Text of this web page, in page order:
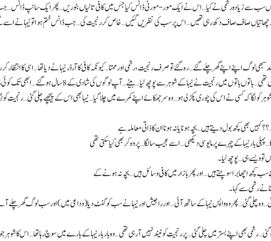
سب سے زیادہ رشمی نے کیا… اس نے ایک مور-مورنی ڈانس کیا جس میں کافی تالیاں بٹوریں… پھر ایک سانپ ڈانس…
صاف صاف دکھ رہی تھیں… اس پر سب کی نظریں گئیں… خاص کر رنجیت کی… جب ڈانس ختم ہوا تو نیہا نے اسے گلے
سبھی لوگ اپنے اپنے گھر چلے گئے… رہ گئے تو صرف رنجیت، رشمی اور ممتا… کیونکہ کافی کا آرڈر نیہا نے دیا تھا… اسی کا
باتوں میں رنجیت نے نیہا کے شوہر سے پوچھ لیا… بیٹے… آپ لوگوں کی شادی کے 8 سال ہو گئے… ابھی تک کوئی بچہ کیوں نہیں ہوا…؟؟
کو لگا کہ کسی نے اس کی چوری پکڑ لی ہو… وہ سر جھکائے اپنے کمرے میں چلا گیا… نیہا بھی اس کے پیچھے چلی گئی… رنجیت
ویسے ہی… پوچھ لیا۔
نے رشمی سے کہا۔
وہ چلی گئی… پھر وہ واپس نیہا کے ساتھ آئی… اور راجیش اور نیہا نے سب کو گفٹ دیا (وداعی میں) اور سب لوگ گھر چلے